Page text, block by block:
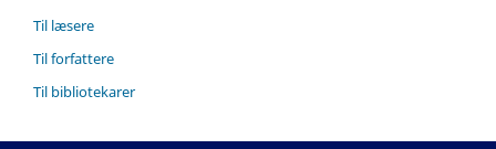
Til læsere
Til forfattere
Til bibliotekarer